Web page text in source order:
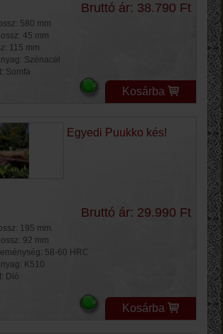
Bruttó ár: 38.790 Ft
580 mm
45 mm
115 mm
Szénacél
Somfa
Kosárba
Egyedi Puukko kés!
Bruttó ár: 29.990 Ft
195 mm
92 mm
58-60 HRC
K510
Dió
Kosárba